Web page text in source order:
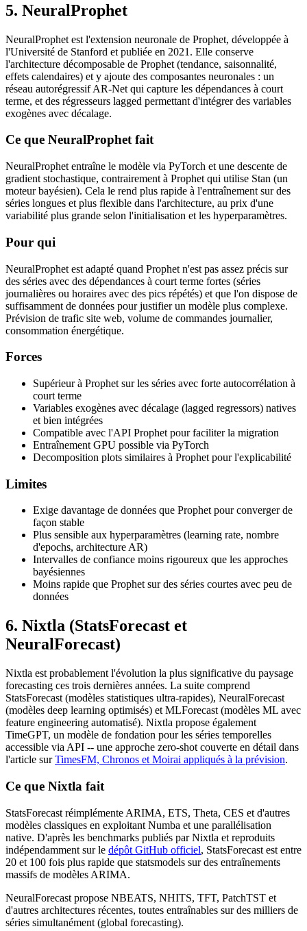
5. NeuralProphet
NeuralProphet est l'extension neuronale de Prophet, développée à
l'Université de Stanford et publiée en 2021. Elle conserve
l'architecture décomposable de Prophet (tendance, saisonnalité,
effets calendaires) et y ajoute des composantes neuronales : un
réseau autorégressif AR-Net qui capture les dépendances à court
terme, et des régresseurs lagged permettant d'intégrer des variables
exogènes avec décalage.
Ce que NeuralProphet fait
NeuralProphet entraîne le modèle via PyTorch et une descente de
gradient stochastique, contrairement à Prophet qui utilise Stan (un
moteur bayésien). Cela le rend plus rapide à l'entraînement sur des
séries longues et plus flexible dans l'architecture, au prix d'une
variabilité plus grande selon l'initialisation et les hyperparamètres.
Pour qui
NeuralProphet est adapté quand Prophet n'est pas assez précis sur
des séries avec des dépendances à court terme fortes (séries
journalières ou horaires avec des pics répétés) et que l'on dispose de
suffisamment de données pour justifier un modèle plus complexe.
Prévision de trafic site web, volume de commandes journalier,
consommation énergétique.
Forces
Supérieur à Prophet sur les séries avec forte autocorrélation à
court terme
Variables exogènes avec décalage (lagged regressors) natives
et bien intégrées
Compatible avec l'API Prophet pour faciliter la migration
Entraînement GPU possible via PyTorch
Decomposition plots similaires à Prophet pour l'explicabilité
Limites
Exige davantage de données que Prophet pour converger de
façon stable
Plus sensible aux hyperparamètres (learning rate, nombre
d'epochs, architecture AR)
Intervalles de confiance moins rigoureux que les approches
bayésiennes
Moins rapide que Prophet sur des séries courtes avec peu de
données
6. Nixtla (StatsForecast et
NeuralForecast)
Nixtla est probablement l'évolution la plus significative du paysage
forecasting ces trois dernières années. La suite comprend
StatsForecast (modèles statistiques ultra-rapides), NeuralForecast
(modèles deep learning optimisés) et MLForecast (modèles ML avec
feature engineering automatisé). Nixtla propose également
TimeGPT, un modèle de fondation pour les séries temporelles
accessible via API -- une approche zero-shot couverte en détail dans
l'article surTimesFM, Chronos et Moirai appliqués à la prévision.
Ce que Nixtla fait
StatsForecast réimplémente ARIMA, ETS, Theta, CES et d'autres
modèles classiques en exploitant Numba et une parallélisation
native. D'après les benchmarks publiés par Nixtla et reproduits
indépendamment sur le dépôt GitHub officiel, StatsForecast est entre
20 et 100 fois plus rapide que statsmodels sur des entraînements
massifs de modèles ARIMA.
NeuralForecast propose NBEATS, NHITS, TFT, PatchTST et
d'autres architectures récentes, toutes entraînables sur des milliers de
séries simultanément (global forecasting).